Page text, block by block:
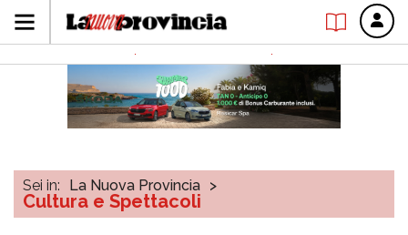
Sei in: La Nuova Provincia >
Cultura e Spettacoli